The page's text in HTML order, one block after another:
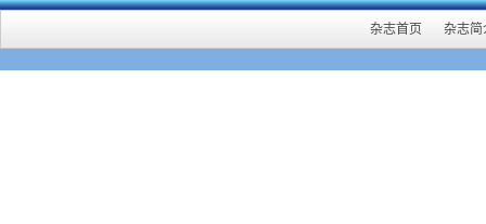
件，
杂志首页 杂志简